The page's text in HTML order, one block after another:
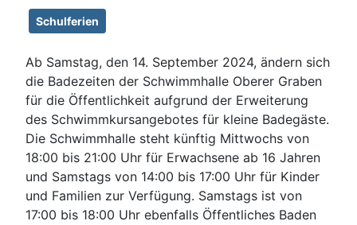
Schulferien
Ab Samstag, den 14. September 2024, ändern sich
die Badezeiten der Schwimmhalle Oberer Graben
für die Öffentlichkeit aufgrund der Erweiterung
des Schwimmkursangebotes für kleine Badegäste.
Die Schwimmhalle steht künftig Mittwochs von
18:00 bis 21:00 Uhr für Erwachsene ab 16 Jahren
und Samstags von 14:00 bis 17:00 Uhr für Kinder
und Familien zur Verfügung. Samstags ist von
17:00 bis 18:00 Uhr ebenfalls Öffentliches Baden